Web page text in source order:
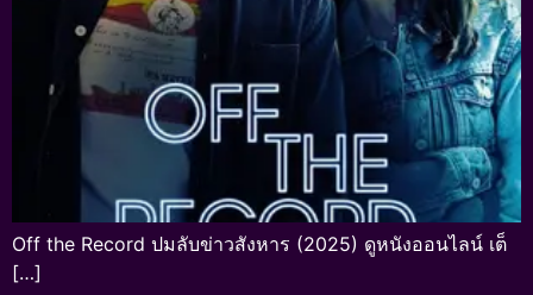
Off the Record ปมลับข่าวสังหาร (2025) ดูหนังออนไลน์ เต็
[…]